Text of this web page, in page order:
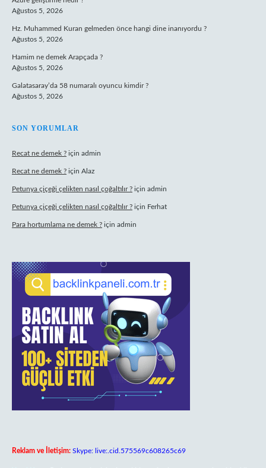
Ağustos 5, 2026
Hz. Muhammed Kuran gelmeden önce hangi dine inanıyordu ?
Ağustos 5, 2026
Hamim ne demek Arapçada ?
Ağustos 5, 2026
Galatasaray’da 58 numaralı oyuncu kimdir ?
Ağustos 5, 2026
SON YORUMLAR
Recat ne demek ? için admin
Recat ne demek ? için Alaz
Petunya çiçeği çelikten nasıl çoğaltılır ? için admin
Petunya çiçeği çelikten nasıl çoğaltılır ? için Ferhat
Para hortumlama ne demek ? için admin
Reklam ve İletişim: Skype: live:.cid.575569c608265c69